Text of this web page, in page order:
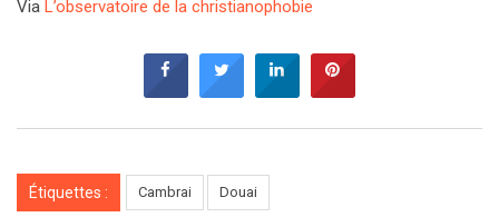
Via L’observatoire de la christianophobie
Étiquettes : Cambrai Douai